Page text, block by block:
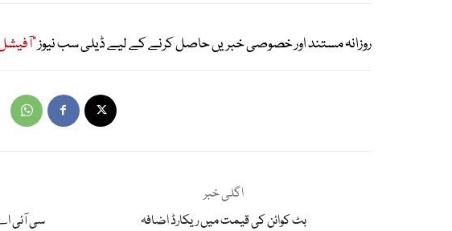
روزانہ مستند اور خصوصی خبریں حاصل کرنے کے لیے ڈیلی سب نیوز
سی آئی
اگلی خبر
بٹ کوائن کی قیمت میں ریکارڈ اضافہ